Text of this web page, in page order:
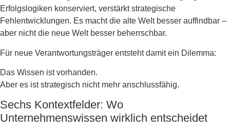
Erfolgslogiken konserviert, verstärkt strategische
Fehlentwicklungen. Es macht die alte Welt besser auffindbar –
aber nicht die neue Welt besser beherrschbar.
Für neue Verantwortungsträger entsteht damit ein Dilemma:
Das Wissen ist vorhanden.
Aber es ist strategisch nicht mehr anschlussfähig.
Sechs Kontextfelder: Wo
Unternehmenswissen wirklich entscheidet